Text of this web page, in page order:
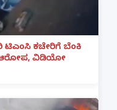
ಟಿಎಂಸಿ ಕಚೇರಿಗೆ ಬೆಂಕಿ
ಆರೋಪ, ವಿಡಿಯೋ